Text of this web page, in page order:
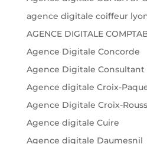
agence digitale coiffeur
AGENCE DIGITALE
Agence Digitale Concorde
Agence Digitale
Agence digitale Croix-
Agence Digitale Croix-
Agence digitale Cuire
Agence digitale Daumesnil